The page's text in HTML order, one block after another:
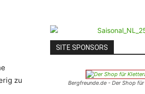
zu
SITE SPONSORS
Bergfreunde.de - Der Shop für